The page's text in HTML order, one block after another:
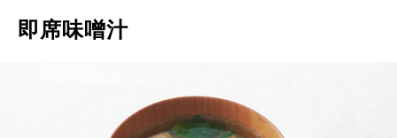
即席味噌汁